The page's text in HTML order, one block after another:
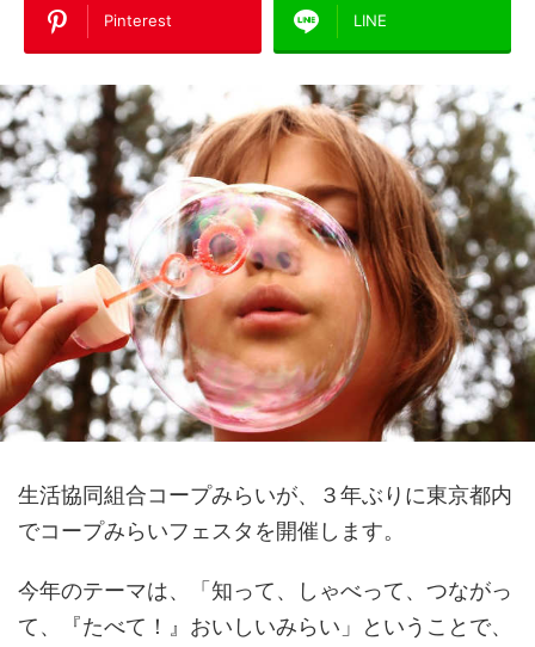
Pinterest LINE
生活協同組合コープみらいが、３年ぶりに東京都内
でコープみらいフェスタを開催します。
今年のテーマは、「知って、しゃべって、つながっ
て、『たべて！』おいしいみらい」ということで、